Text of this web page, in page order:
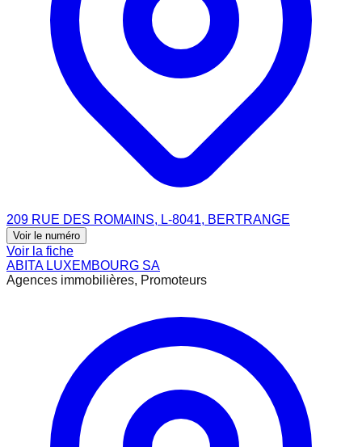
209 RUE DES ROMAINS, L-8041, BERTRANGE
Voir le numéro
Voir la fiche
ABITA LUXEMBOURG SA
Agences immobilières, Promoteurs